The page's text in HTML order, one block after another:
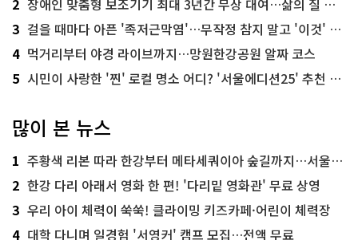
2 장애인 맞춤형 보조기기 최대 3년간 무상 대여…삶의 질 높인다
3 걸을 때마다 아픈 '족저근막염'…무작정 참지 말고 '이것' 해보세요!
4 먹거리부터 야경 라이브까지…망원한강공원 알짜 코스
5 시민이 사랑한 '찐' 로컬 명소 어디? '서울에디션25' 추천 코스
많이 본 뉴스
1 주황색 리본 따라 한강부터 메타세쿼이아 숲길까지…서울둘레길 15코스
2 한강 다리 아래서 영화 한 편! '다리밑 영화관' 무료 상영
3 우리 아이 체력이 쑥쑥! 클라이밍 키즈카페·어린이 체력장
4 대학 다니며 일경험 '서영커' 캠프 모집…전액 무료